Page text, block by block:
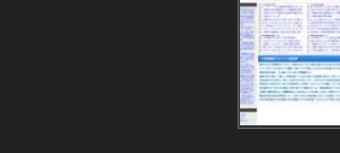
08/08 00:18
08/08 00:18
08/08 00:18
08/08 00:18
08/08 00:18
08/08 00:12